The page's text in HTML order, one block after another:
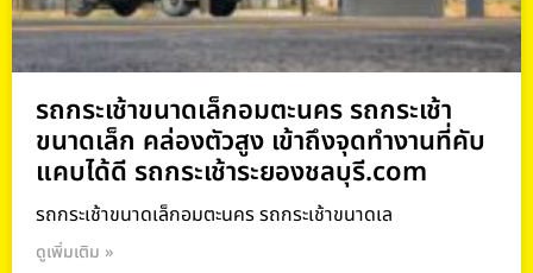
รถกระเช้าขนาดเล็กอมตะนคร รถกระเช้า
ขนาดเล็ก คล่องตัวสูง เข้าถึงจุดทำงานที่คับ
แคบได้ดี รถกระเช้าระยองชลบุรี.com
รถกระเช้าขนาดเล็กอมตะนคร รถกระเช้าขนาดเล
ดูเพิ่มเติม »